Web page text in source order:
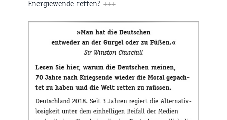
Energiewende retten? +++